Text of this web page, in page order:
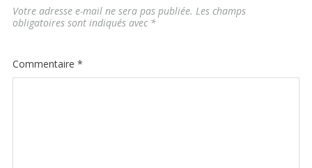
Votre adresse e-mail ne sera pas publiée. Les champs
obligatoires sont indiqués avec *
Commentaire *